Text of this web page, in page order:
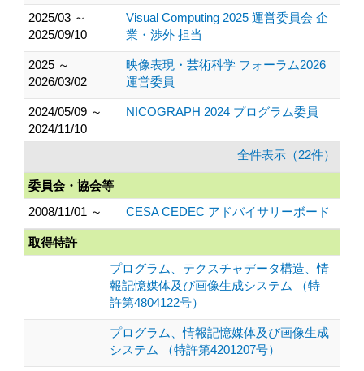
2025/03 ～
2025/09/10
Visual Computing 2025 運営委員会 企
業・渉外 担当
2025 ～
2026/03/02
映像表現・芸術科学 フォーラム2026
運営委員
2024/05/09 ～
2024/11/10
NICOGRAPH 2024 プログラム委員
全件表示（22件）
委員会・協会等
2008/11/01 ～
CESA CEDEC アドバイサリーボード
取得特許
プログラム、テクスチャデータ構造、情
報記憶媒体及び画像生成システム （特
許第4804122号）
プログラム、情報記憶媒体及び画像生成
システム （特許第4201207号）